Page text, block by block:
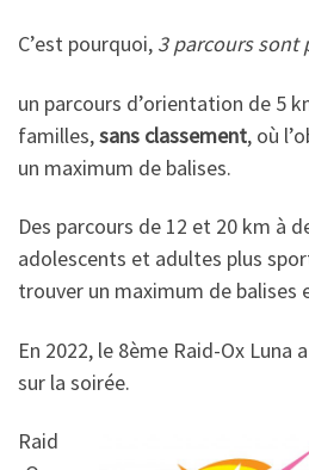
C’est pourquoi, 3 parcours sont
un parcours d’orientation de 5
familles,sans classement, où
un maximum de balises.
Des parcours de 12 et 20 km à
adolescents et adultes plus
trouver un maximum de balises
En 2022, le 8ème Raid-Ox Luna
sur la soirée.
Raid